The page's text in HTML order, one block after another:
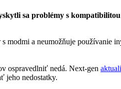
sa problémy s
a neumožňuje používanie
ospravedlniť nedá. Next-gen
jeho nedostatky.